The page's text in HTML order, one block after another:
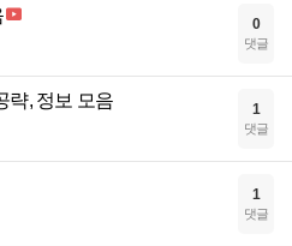
0
댓글
략, 정보 모음 1
댓글
1
댓글